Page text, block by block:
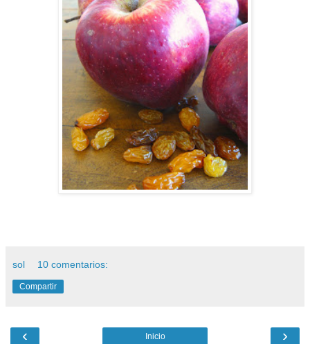
sol 10 comentarios:
Compartir
‹ ›
Inicio